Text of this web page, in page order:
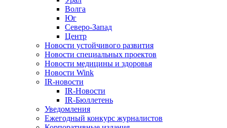
Волга
Юг
Северо-Запад
Центр
Новости устойчивого развития
Новости специальных проектов
Новости медицины и здоровья
Новости Wink
IR-новости
IR-Новости
IR-Бюллетень
Уведомления
Ежегодный конкурс журналистов